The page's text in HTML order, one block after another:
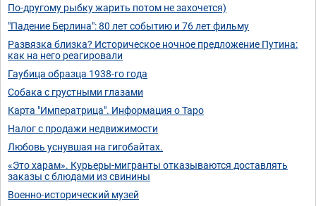
По-другому рыбку жарить потом не захочется)
"Падение Берлина": 80 лет событию и 76 лет фильму
Развязка близка? Историческое ночное предложение Путина:
как на него реагировали
Гаубица образца 1938-го года
Собака с грустными глазами
Карта "Императрица". Информация о Таро
Налог с продажи недвижимости
Любовь уснувшая на гигобайтах.
«Это харам». Курьеры-мигранты отказываются доставлять
заказы с блюдами из свинины
Военно-исторический музей